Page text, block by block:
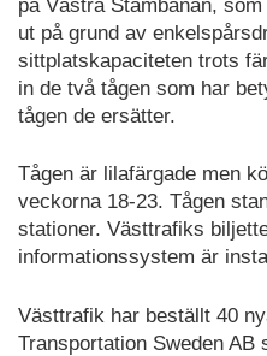
på Västra Stambanan,
ut på grund av
sittplatskapaciteten trots
in de två tågen som har
tågen de ersätter.
Tågen är lilafärgade men
veckorna 18-23. Tågen
stationer. Västtrafiks
informationssystem är
Västtrafik har beställt 40
Transportation Sweden